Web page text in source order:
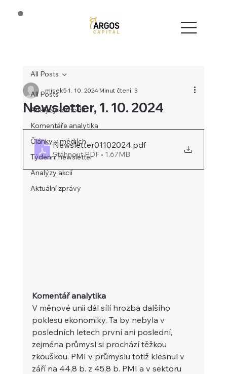
All Posts
Analýzy komodit
Komentáře analytika
Články v médiích
Týdenní newsletter
Analýzy akcií
Aktuální zprávy
All Posts
Newsletter, 1. 10. 2024
misek51. 10. 2024Minut čtení: 3
Newsletter01102024.pdf
Stáhnout PDF • 1.67MB
Komentář analytika
V měnové unii dál sílí hrozba dalšího
poklesu ekonomiky. Ta by nebyla v
posledních letech první ani poslední,
zejména průmysl si prochází těžkou
zkouškou. PMI v průmyslu totiž klesnul v
září na 44,8 b. z 45,8 b. PMI a v sektoru